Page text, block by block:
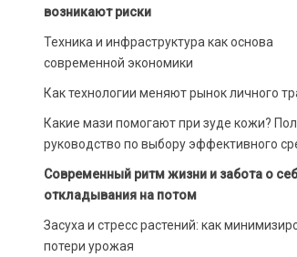
возникают риски
Техника и инфраструктура как основа
современной экономики
Как технологии меняют рынок личного
Какие мази помогают при зуде кожи?
руководство по выбору эффективного
Современный ритм жизни и забота о
откладывания на потом
Засуха и стресс растений: как
потери урожая